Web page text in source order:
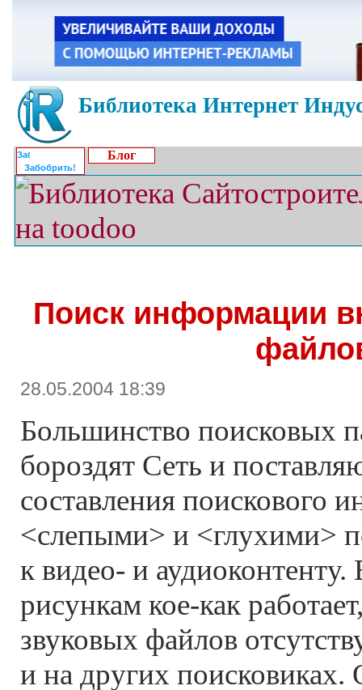
Библиотека Интернет
Забобрить!
Блог
Поиск информации
28.05.2004 18:39
Большинство поисковых
бороздят Сеть и
составления поискового
<слепыми> и <глухими>
к видео- и
рисункам кое-как
звуковых файлов
и на других поисковиках.